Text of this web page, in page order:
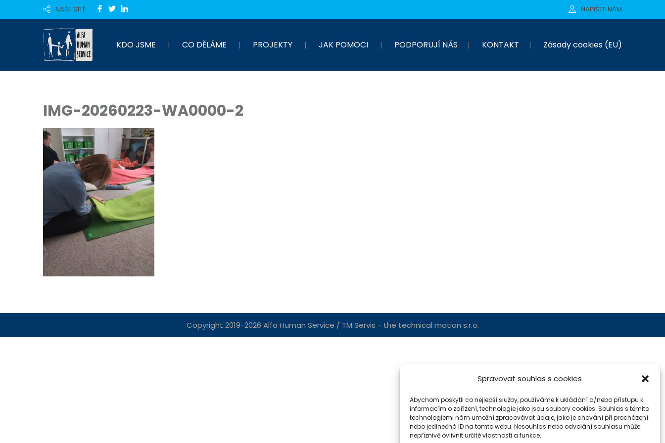
Spravovat souhlas s cookies
Abychom poskytli co nejlepší služby, používáme k ukládání a/nebo přístupu k
informacím o zařízení, technologie jako jsou soubory cookies. Souhlas s těmito
technologiemi nám umožní zpracovávat údaje, jako je chování při procházení
nebo jedinečná ID na tomto webu. Nesouhlas nebo odvolání souhlasu může
nepříznivě ovlivnit určité vlastnosti a funkce.
NAŠE SÍTĚ NAPIŠTE NÁM
KDO JSME CO DĚLÁME PROJEKTY JAK POMOCI PODPORUJÍ NÁS KONTAKT Zásady cookies (EU)
IMG-20260223-WA0000-2
Copyright 2019-2026 Alfa Human Service / TM Servis - the technical motion s.r.o.